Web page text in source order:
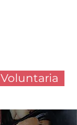
Voluntaria